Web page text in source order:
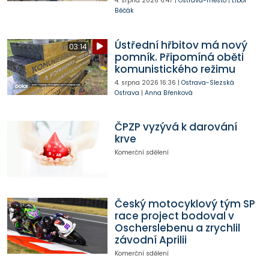
Běčák
03:14
Ústřední hřbitov má nový
pomník. Připomíná oběti
komunistického režimu
4. srpna 2026 16:36 | Ostrava-Slezská
Ostrava | Anna Břenková
ČPZP vyzývá k darování
krve
Komerční sdělení
Český motocyklový tým SP
race project bodoval v
Oscherslebenu a zrychlil
závodní Aprilii
Komerční sdělení